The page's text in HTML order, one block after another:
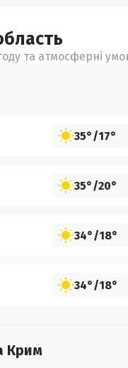
та атмосферні
35°/17°
35°/20°
34°/18°
34°/18°
Крим